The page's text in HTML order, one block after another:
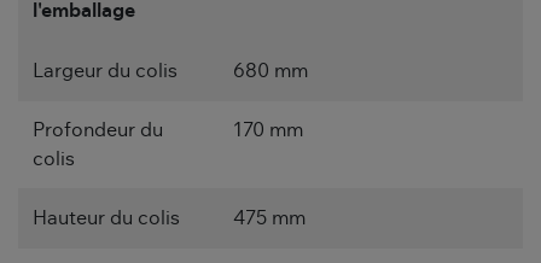
l'emballage
Largeur du colis 680 mm
Profondeur du
colis
170 mm
Hauteur du colis 475 mm